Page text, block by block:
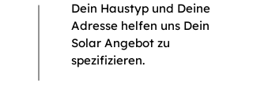
Dein Haustyp und Deine
Adresse helfen uns Dein
Solar Angebot zu
spezifizieren.